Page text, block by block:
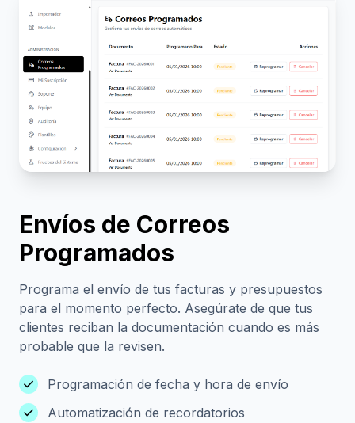
Envíos de Correos
Programados
Programa el envío de tus facturas y presupuestos
para el momento perfecto. Asegúrate de que tus
clientes reciban la documentación cuando es más
probable que la revisen.
check Programación de fecha y hora de envío
check Automatización de recordatorios